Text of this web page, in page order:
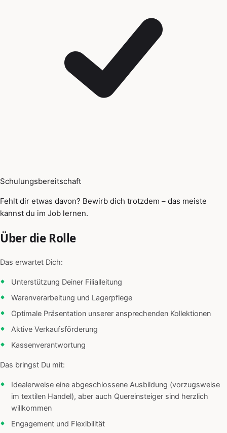
Schulungsbereitschaft
Fehlt dir etwas davon? Bewirb dich trotzdem – das meiste
kannst du im Job lernen.
Über die Rolle
Das erwartet Dich:
Unterstützung Deiner Filialleitung
Warenverarbeitung und Lagerpflege
Optimale Präsentation unserer ansprechenden Kollektionen
Aktive Verkaufsförderung
Kassenverantwortung
Das bringst Du mit:
Idealerweise eine abgeschlossene Ausbildung (vorzugsweise
im textilen Handel), aber auch Quereinsteiger sind herzlich
willkommen
Engagement und Flexibilität